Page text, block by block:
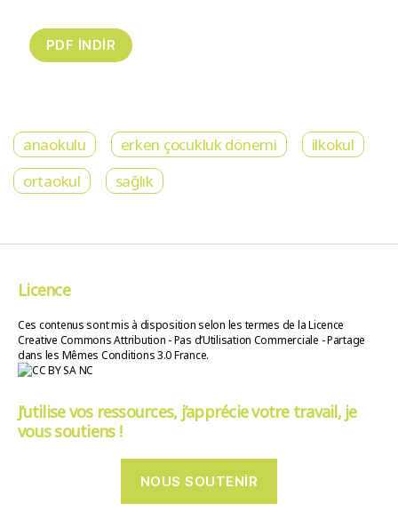
anaokulu erken çocukluk dönemi
ilkokul
ortaokul
sağlık
Licence
Ces contenus sont mis à disposition selon les termes de la Licence
Creative Commons Attribution - Pas d’Utilisation Commerciale - Partage
dans les Mêmes Conditions 3.0 France.
J’utilise vos ressources, j’apprécie votre travail, je
vous soutiens !
NOUS SOUTENIR